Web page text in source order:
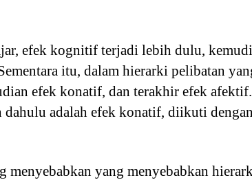
efek kognitif terjadi lebih dulu,
itu, dalam hierarki pelibatan
efek konatif, dan terakhir efek
adalah efek konatif, diikuti
menyebabkan yang menyebabkan